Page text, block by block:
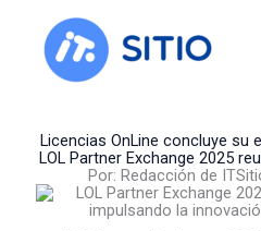
content
Licencias OnLine concluye su
LOL Partner Exchange 2025
Por: Redacción de